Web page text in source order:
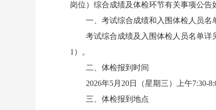
岗位）综合成绩及体检环节有关事项公告
一、考试综合成绩和入围体检人员名
考试综合成绩及入围体检人员名单详见
1）。
二、体检报到时间
2026年5月20日（星期三）上午7:30-
三、体检报到地点